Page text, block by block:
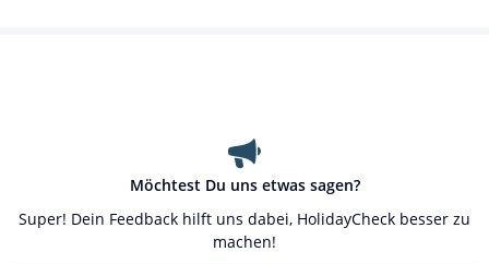
Möchtest Du uns etwas sagen?
Super! Dein Feedback hilft uns dabei, HolidayCheck besser zu
machen!